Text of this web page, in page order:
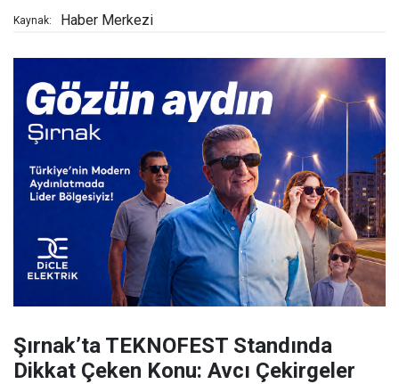
Kaynak: Haber Merkezi
Şırnak’ta TEKNOFEST Standında
Dikkat Çeken Konu: Avcı Çekirgeler